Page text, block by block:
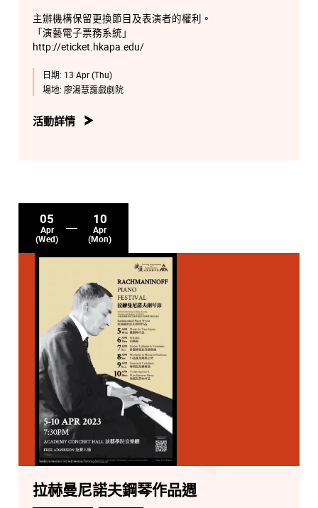
主辦機構保留更換節目及表演者的權利。
「演藝電子票務系統」
http://eticket.hkapa.edu/
日期: 13 Apr (Thu)
場地: 廖湯慧靄戲劇院
活動詳情
05
Apr
(Wed)
10
Apr
(Mon)
拉赫曼尼諾夫鋼琴作品週